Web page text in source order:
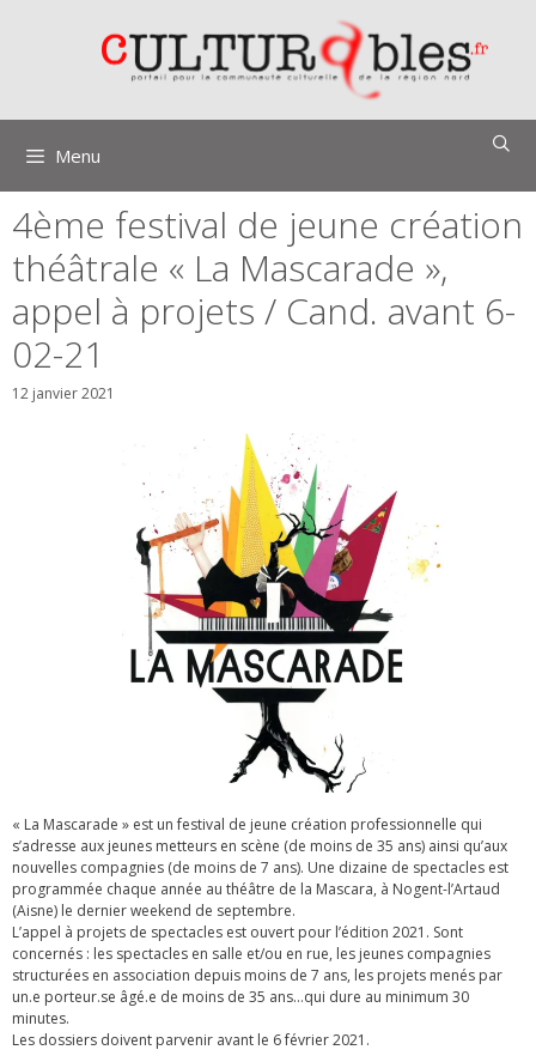
Menu
4ème festival de jeune création
théâtrale « La Mascarade »,
appel à projets / Cand. avant 6-
02-21
12 janvier 2021
« La Mascarade » est un festival de jeune création professionnelle qui
s’adresse aux jeunes metteurs en scène (de moins de 35 ans) ainsi qu’aux
nouvelles compagnies (de moins de 7 ans). Une dizaine de spectacles est
programmée chaque année au théâtre de la Mascara, à Nogent-l’Artaud
(Aisne) le dernier weekend de septembre.
L’appel à projets de spectacles est ouvert pour l’édition 2021. Sont
concernés : les spectacles en salle et/ou en rue, les jeunes compagnies
structurées en association depuis moins de 7 ans, les projets menés par
un.e porteur.se âgé.e de moins de 35 ans…qui dure au minimum 30
minutes.
Les dossiers doivent parvenir avant le 6 février 2021.